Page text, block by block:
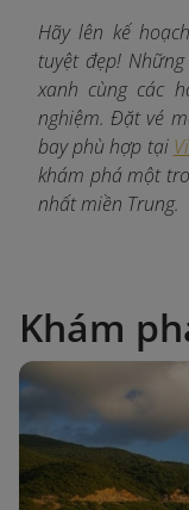
Hãy lên kế
tuyệt đẹp!
xanh cùng các
nghiệm. Đặt vé
bay phù hợp tại
khám phá một
nhất miền Trung.
Khám